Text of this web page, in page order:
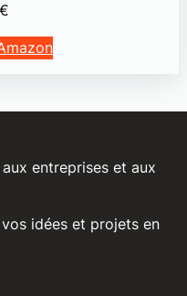
€
entreprises et aux
idées et projets en